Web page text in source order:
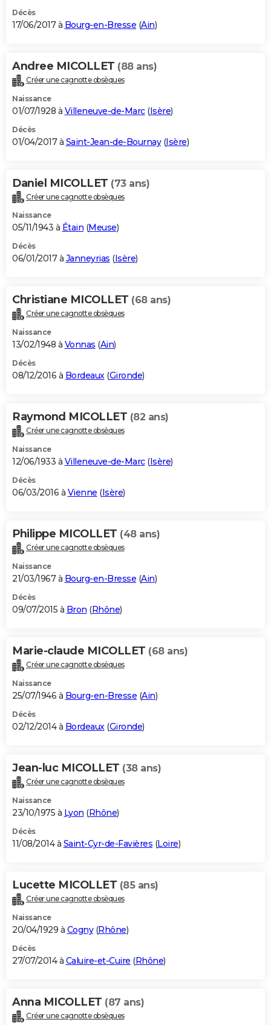
Décès
17/06/2017 à Bourg-en-Bresse (Ain)
Andree MICOLLET (88 ans)
Créer une cagnotte obsèques
Naissance
01/07/1928 à Villeneuve-de-Marc(Isère)
Décès
01/04/2017 à Saint-Jean-de-Bournay(Isère)
Daniel MICOLLET (73 ans)
Créer une cagnotte obsèques
Naissance
05/11/1943 à Étain (Meuse)
Décès
06/01/2017 à Janneyrias (Isère)
Christiane MICOLLET (68 ans)
Créer une cagnotte obsèques
Naissance
13/02/1948 à Vonnas (Ain)
Décès
08/12/2016 à Bordeaux(Gironde)
Raymond MICOLLET (82 ans)
Créer une cagnotte obsèques
Naissance
12/06/1933 à Villeneuve-de-Marc(Isère)
Décès
06/03/2016 à Vienne (Isère)
Philippe MICOLLET (48 ans)
Créer une cagnotte obsèques
Naissance
21/03/1967 à Bourg-en-Bresse (Ain)
Décès
09/07/2015 à Bron (Rhône)
Marie-claude MICOLLET (68 ans)
Créer une cagnotte obsèques
Naissance
25/07/1946 à Bourg-en-Bresse (Ain)
Décès
02/12/2014 à Bordeaux(Gironde)
Jean-luc MICOLLET (38 ans)
Créer une cagnotte obsèques
Naissance
23/10/1975 à Lyon (Rhône)
Décès
11/08/2014 à Saint-Cyr-de-Favières (Loire)
Lucette MICOLLET (85 ans)
Créer une cagnotte obsèques
Naissance
20/04/1929 à Cogny(Rhône)
Décès
27/07/2014 à Caluire-et-Cuire (Rhône)
Anna MICOLLET (87 ans)
Créer une cagnotte obsèques